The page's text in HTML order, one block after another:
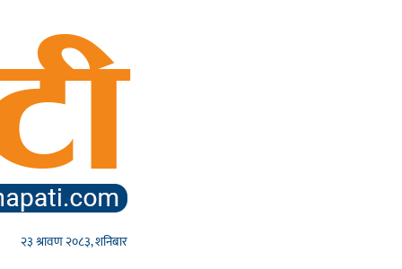
२३ श्रावण २०८३, शनिबार